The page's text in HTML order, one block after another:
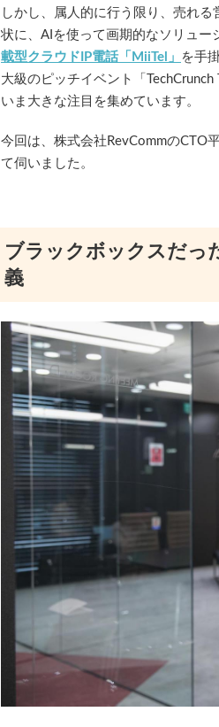
しかし、属人的に行う限り、売れ
状に、AIを使って画期的なソリュー
載型クラウドIP電話「MiiTel」
を手
大級のピッチイベント「
いま大きな注目を集めています。
今回は、株式会社RevCommのCTO
て伺いました。
ブラックボックスだっ
義